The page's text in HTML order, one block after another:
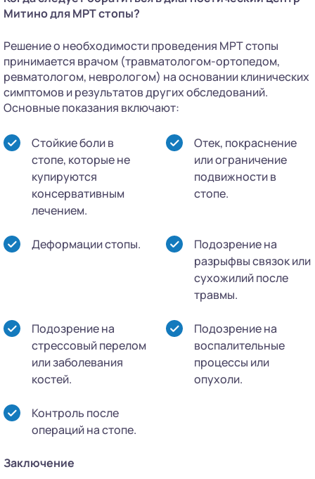
Митино для МРТ стопы?
Решение о необходимости проведения МРТ стопы
принимается врачом (травматологом-ортопедом,
ревматологом, неврологом) на основании клинических
симптомов и результатов других обследований.
Основные показания включают:
Стойкие боли в
стопе, которые не
купируются
консервативным
лечением.
Отек, покраснение
или ограничение
подвижности в
стопе.
Деформации стопы.
Подозрение на
разрыфвы связок или
сухожилий после
травмы.
Подозрение на
стрессовый перелом
или заболевания
костей.
Подозрение на
воспалительные
процессы или
опухоли.
Контроль после
операций на стопе.
Заключение